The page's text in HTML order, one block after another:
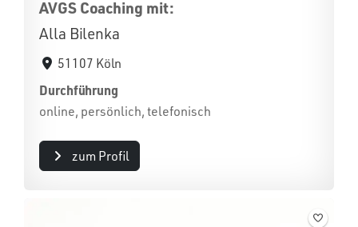
AVGS Coaching mit:
Alla Bilenka
51107 Köln
Durchführung
online, persönlich, telefonisch
zum Profil